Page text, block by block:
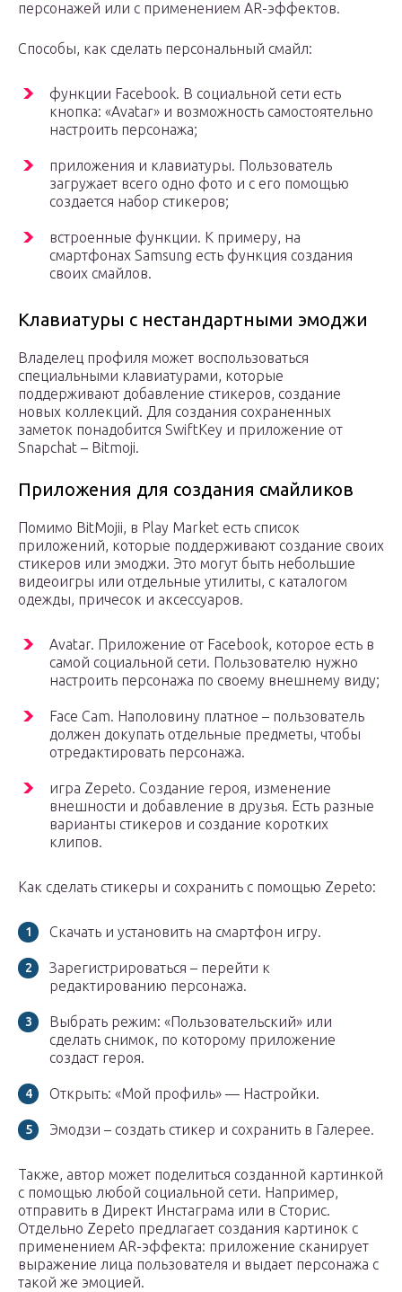
персонажей или с применением AR-эффектов.
Способы, как сделать персональный смайл:
функции Facebook. В социальной сети есть
кнопка: «Avatar» и возможность самостоятельно
настроить персонажа;
приложения и клавиатуры. Пользователь
загружает всего одно фото и с его помощью
создается набор стикеров;
встроенные функции. К примеру, на
смартфонах Samsung есть функция создания
своих смайлов.
Клавиатуры с нестандартными эмоджи
Владелец профиля может воспользоваться
специальными клавиатурами, которые
поддерживают добавление стикеров, создание
новых коллекций. Для создания сохраненных
заметок понадобится SwiftKey и приложение от
Snapchat – Bitmoji.
Приложения для создания смайликов
Помимо BitMojii, в Play Market есть список
приложений, которые поддерживают создание своих
стикеров или эмоджи. Это могут быть небольшие
видеоигры или отдельные утилиты, с каталогом
одежды, причесок и аксессуаров.
Avatar. Приложение от Facebook, которое есть в
самой социальной сети. Пользователю нужно
настроить персонажа по своему внешнему виду;
Face Cam. Наполовину платное – пользователь
должен докупать отдельные предметы, чтобы
отредактировать персонажа.
игра Zepeto. Создание героя, изменение
внешности и добавление в друзья. Есть разные
варианты стикеров и создание коротких
клипов.
Как сделать стикеры и сохранить с помощью Zepeto:
Скачать и установить на смартфон игру.
Зарегистрироваться – перейти к
редактированию персонажа.
Выбрать режим: «Пользовательский» или
сделать снимок, по которому приложение
создаст героя.
Открыть: «Мой профиль» — Настройки.
Эмодзи – создать стикер и сохранить в Галерее.
Также, автор может поделиться созданной картинкой
с помощью любой социальной сети. Например,
отправить в Директ Инстаграма или в Сторис.
Отдельно Zepeto предлагает создания картинок с
применением AR-эффекта: приложение сканирует
выражение лица пользователя и выдает персонажа с
такой же эмоцией.